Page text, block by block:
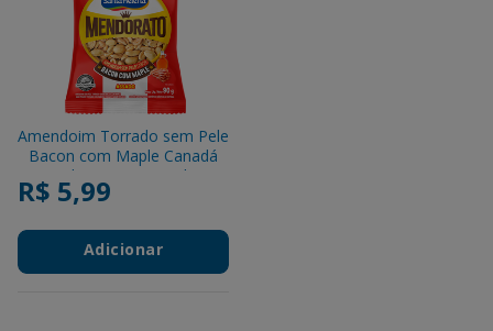
Amendoim Torrado sem Pele
Bacon com Maple Canadá
Mendorato Santa Helena
Pacote 90g
R$ 5,99
Adicionar